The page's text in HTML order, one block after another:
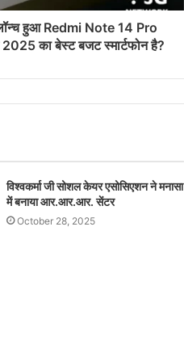
हुआ Redmi Note 14 Pro
का बेस्ट बजट स्मार्टफोन है?
विश्वकर्मा जी सोशल केयर एसोसिएशन ने मनासा
में बनाया आर.आर.आर. सेंटर
October 28, 2025